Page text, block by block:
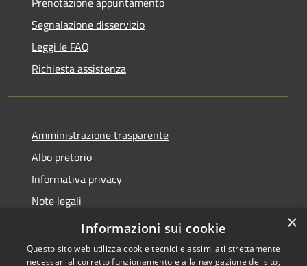
Segnalazione disservizio
Leggi le FAQ
Richiesta assistenza
Amministrazione trasparente
Albo pretorio
Informativa privacy
Note legali
Dichiarazione di accessibilità
×
Informazioni sui cookie
Questo sito web utilizza cookie tecnici e assimilati strettamente
necessari al corretto funzionamento e alla navigazione del sito,